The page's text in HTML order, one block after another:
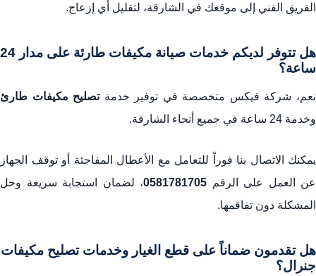
الفريق الفني إلى موقعك في الشارقة، لتقليل أي إزعاج.
هل تتوفر لديكم خدمات صيانة مكيفات طارئة على مدار 24
ساعة؟
نعم، شركة فيكس متخصصة في توفير خدمةتصليح مكيفات طارئ
وخدمة 24 ساعة في جميع أنحاء الشارقة.
يمكنك الاتصال بنا فوراً للتعامل مع الأعطال المفاجئة أو توقف الجهاز
عن العمل على الرقم 0581781705، لضمان استجابة سريعة وحل
المشكلة دون تفاقمها.
هل تقدمون ضماناً على قطع الغيار وخدمات تصليح مكيفات
جنرال؟